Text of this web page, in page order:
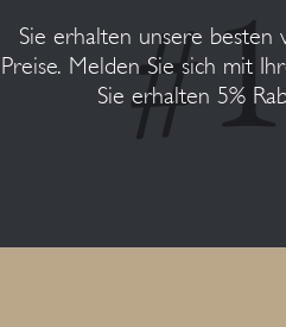
Sie erhalten unsere besten
Preise. Melden Sie sich mit
Sie erhalten 5%